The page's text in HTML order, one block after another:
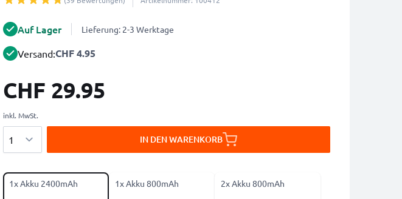
Auf Lager Lieferung: 2-3 Werktage
Versand:CHF 4.95
CHF 29.95
inkl. MwSt.
IN DEN WARENKORB
1x Akku 2400mAh 1x Akku 800mAh 2x Akku 800mAh